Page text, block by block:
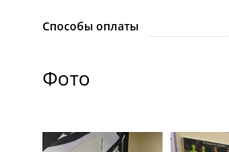
Способы оплаты
Фото